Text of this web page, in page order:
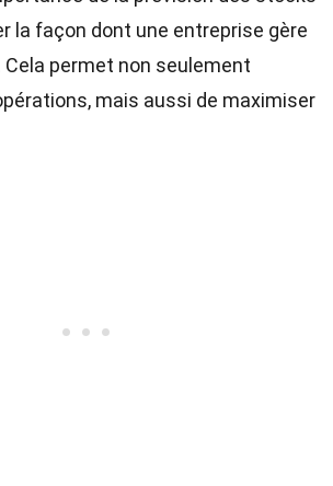
la façon dont une entreprise gère
permet non seulement
mais aussi de maximiser